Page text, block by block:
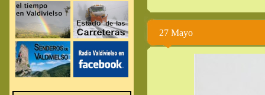
27 Mayo